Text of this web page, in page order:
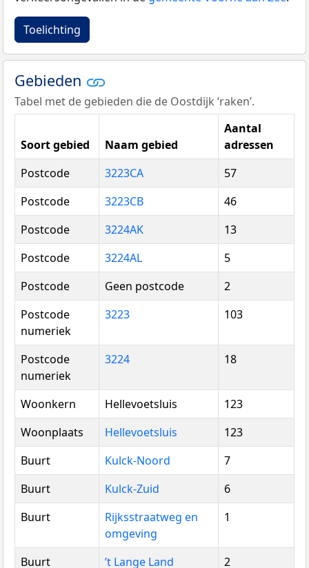
Toelichting
Gebieden
Tabel met de gebieden die de Oostdijk ‘raken’.
Soort gebied Naam gebied
Aantal
adressen
Postcode
3223CA
57
Postcode
3223CB
46
Postcode
3224AK
13
Postcode
3224AL
5
Postcode
Geen postcode
2
Postcode
numeriek
3223 103
Postcode
numeriek
3224 18
Woonkern Hellevoetsluis
123
Woonplaats
Hellevoetsluis
123
Buurt
Kulck-Noord
7
Buurt
Kulck-Zuid
6
Buurt
Rijksstraatweg en
omgeving
1
Buurt ’t Lange Land
2